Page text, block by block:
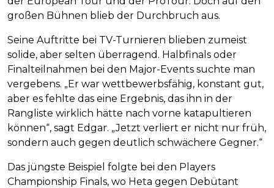
großen Bühnen blieb der Durchbruch aus.
Seine Auftritte bei TV-Turnieren blieben zumeist
solide, aber selten überragend. Halbfinals oder
Finalteilnahmen bei den Major-Events suchte man
vergebens. „Er war wettbewerbsfähig, konstant gut,
aber es fehlte das eine Ergebnis, das ihn in der
Rangliste wirklich hätte nach vorne katapultieren
können“, sagt Edgar. „Jetzt verliert er nicht nur früh,
sondern auch gegen deutlich schwächere Gegner.“
Das jüngste Beispiel folgte bei den Players
Championship Finals, wo Heta gegen Debütant